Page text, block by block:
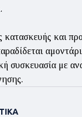
κατασκευής και
συσκευασία με